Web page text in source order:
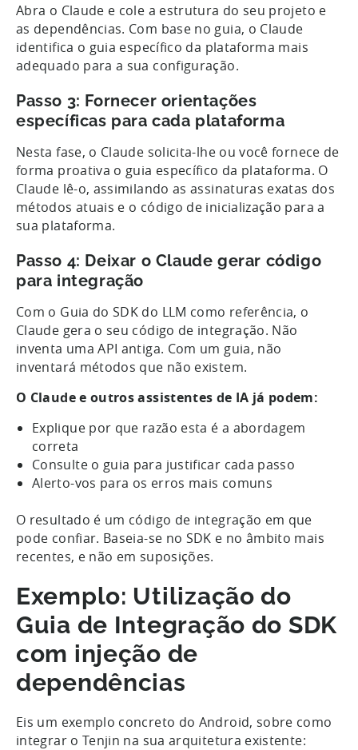
Abra o Claude e cole a estrutura do seu projeto e
as dependências. Com base no guia, o Claude
identifica o guia específico da plataforma mais
adequado para a sua configuração.
Passo 3: Fornecer orientações
específicas para cada plataforma
Nesta fase, o Claude solicita-lhe ou você fornece de
forma proativa o guia específico da plataforma. O
Claude lê-o, assimilando as assinaturas exatas dos
métodos atuais e o código de inicialização para a
sua plataforma.
Passo 4: Deixar o Claude gerar código
para integração
Com o Guia do SDK do LLM como referência, o
Claude gera o seu código de integração. Não
inventa uma API antiga. Com um guia, não
inventará métodos que não existem.
O Claude e outros assistentes de IA já podem:
Explique por que razão esta é a abordagem
correta
Consulte o guia para justificar cada passo
Alerto-vos para os erros mais comuns
O resultado é um código de integração em que
pode confiar. Baseia-se no SDK e no âmbito mais
recentes, e não em suposições.
Exemplo: Utilização do
Guia de Integração do SDK
com injeção de
dependências
Eis um exemplo concreto do Android, sobre como
integrar o Tenjin na sua arquitetura existente: